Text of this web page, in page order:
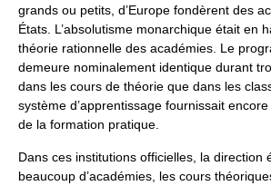
grands ou petits, d’Europe fondèrent des
États. L’absolutisme monarchique était en
théorie rationnelle des académies. Le
demeure nominalement identique durant
dans les cours de théorie que dans les
système d’apprentissage fournissait
de la formation pratique.
Dans ces institutions officielles, la direction
beaucoup d’académies, les cours